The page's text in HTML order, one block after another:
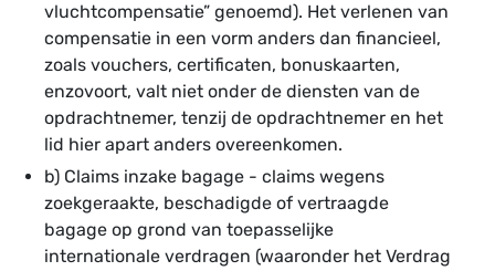
vluchtcompensatie” genoemd). Het verlenen van
compensatie in een vorm anders dan financieel,
zoals vouchers, certificaten, bonuskaarten,
enzovoort, valt niet onder de diensten van de
opdrachtnemer, tenzij de opdrachtnemer en het
lid hier apart anders overeenkomen.
b) Claims inzake bagage - claims wegens
zoekgeraakte, beschadigde of vertraagde
bagage op grond van toepasselijke
internationale verdragen (waaronder het Verdrag